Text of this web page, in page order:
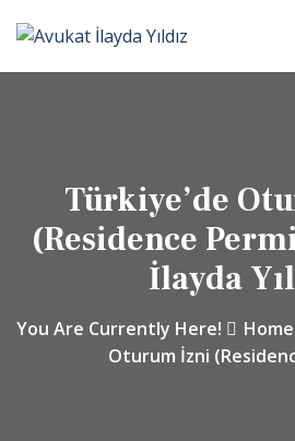
Türkiye’de
(Residence
İlayda
You Are Currently Here! Home
Oturum İzni